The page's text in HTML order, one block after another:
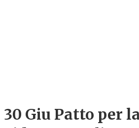
30 Giu Patto per